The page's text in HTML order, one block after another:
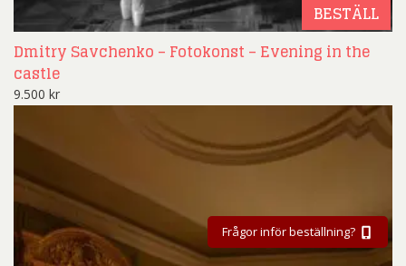
BESTÄLL
Dmitry Savchenko – Fotokonst – Evening in the
castle
9.500 kr
Frågor inför beställning?